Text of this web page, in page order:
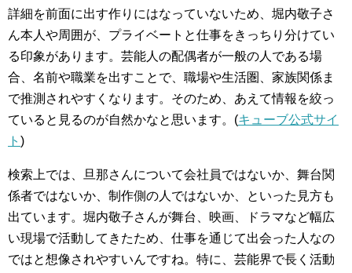
詳細を前面に出す作りにはなっていないため、堀内敬子さ
ん本人や周囲が、プライベートと仕事をきっちり分けてい
る印象があります。芸能人の配偶者が一般の人である場
合、名前や職業を出すことで、職場や生活圏、家族関係ま
で推測されやすくなります。そのため、あえて情報を絞っ
ていると見るのが自然かなと思います。(キューブ公式サイ
ト )
検索上では、旦那さんについて会社員ではないか、舞台関
係者ではないか、制作側の人ではないか、といった見方も
出ています。堀内敬子さんが舞台、映画、ドラマなど幅広
い現場で活動してきたため、仕事を通じて出会った人なの
ではと想像されやすいんですね。特に、芸能界で長く活動